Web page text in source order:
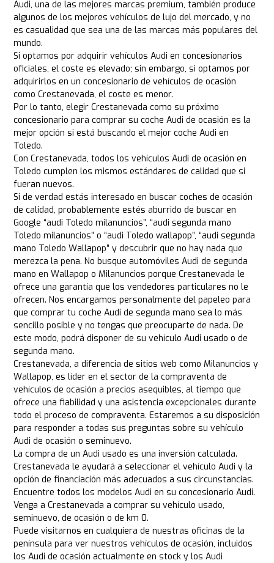
Audi, una de las mejores marcas premium, también produce
algunos de los mejores vehículos de lujo del mercado, y no
es casualidad que sea una de las marcas más populares del
mundo.
Si optamos por adquirir vehículos Audi en concesionarios
oficiales, el coste es elevado; sin embargo, si optamos por
adquirirlos en un concesionario de vehículos de ocasión
como Crestanevada, el coste es menor.
Por lo tanto, elegir Crestanevada como su próximo
concesionario para comprar su coche Audi de ocasión es la
mejor opción si está buscando el mejor coche Audi en
Toledo.
Con Crestanevada, todos los vehículos Audi de ocasión en
Toledo cumplen los mismos estándares de calidad que si
fueran nuevos.
Si de verdad estás interesado en buscar coches de ocasión
de calidad, probablemente estés aburrido de buscar en
Google “audi Toledo milanuncios”, “audi segunda mano
Toledo milanuncios” o “audi Toledo wallapop”, “audi segunda
mano Toledo Wallapop” y descubrir que no hay nada que
merezca la pena. No busque automóviles Audi de segunda
mano en Wallapop o Milanuncios porque Crestanevada le
ofrece una garantía que los vendedores particulares no le
ofrecen. Nos encargamos personalmente del papeleo para
que comprar tu coche Audi de segunda mano sea lo más
sencillo posible y no tengas que preocuparte de nada. De
este modo, podrá disponer de su vehículo Audi usado o de
segunda mano.
Crestanevada, a diferencia de sitios web como Milanuncios y
Wallapop, es líder en el sector de la compraventa de
vehículos de ocasión a precios asequibles, al tiempo que
ofrece una fiabilidad y una asistencia excepcionales durante
todo el proceso de compraventa. Estaremos a su disposición
para responder a todas sus preguntas sobre su vehículo
Audi de ocasión o seminuevo.
La compra de un Audi usado es una inversión calculada.
Crestanevada le ayudará a seleccionar el vehículo Audi y la
opción de financiación más adecuados a sus circunstancias.
Encuentre todos los modelos Audi en su concesionario Audi.
Venga a Crestanevada a comprar su vehículo usado,
seminuevo, de ocasión o de km 0.
Puede visitarnos en cualquiera de nuestras oficinas de la
península para ver nuestros vehículos de ocasión, incluidos
los Audi de ocasión actualmente en stock y los Audi